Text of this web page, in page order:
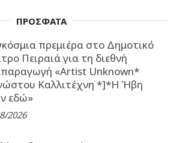
ΠΡΟΣΦΑΤΑ
πρεμιέρα στο Δημοτικό
Πειραιά για τη διεθνή
«Artist Unknown*
Καλλιτέχνη *]*Η Ήβη
εδώ»
2026